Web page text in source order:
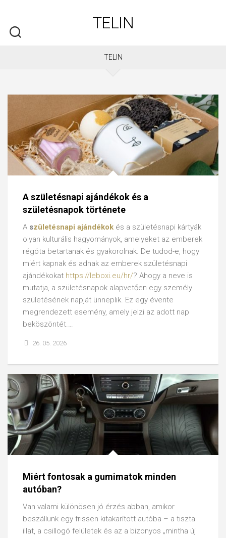
content
TELIN
TELIN
A születésnapi ajándékok és a
születésnapok története
A születésnapi ajándékok és a születésnapi kártyák
olyan kulturális hagyományok, amelyeket az emberek
régóta betartanak és gyakorolnak. De tudod-e, hogy
miért kapnak és adnak az emberek születésnapi
ajándékokat https://leboxi.eu/hr/? Ahogy a neve is
mutatja, a születésnapok alapvetően egy személy
születésének napját ünneplik. Ez egy évente
megrendezett esemény, amely jelzi az adott nap
beköszöntét.…
26. 05. 2026
Miért fontosak a gumimatok minden
autóban?
Van valami különösen jó érzés abban, amikor
beszállunk egy frissen kitakarított autóba – a tiszta
illat, a csillogó felületek és az a bizonyos „mintha új